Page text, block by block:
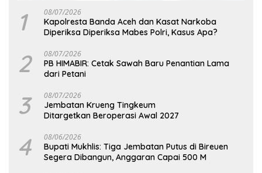
1 08/07/2026
Kapolresta Banda Aceh dan Kasat Narkoba
Diperiksa Diperiksa Mabes Polri, Kasus Apa?
2 08/07/2026
PB HIMABIR: Cetak Sawah Baru Penantian Lama
dari Petani
3 08/07/2026
Jembatan Krueng Tingkeum
Ditargetkan Beroperasi Awal 2027
4 08/06/2026
Bupati Mukhlis: Tiga Jembatan Putus di Bireuen
Segera Dibangun, Anggaran Capai 500 M